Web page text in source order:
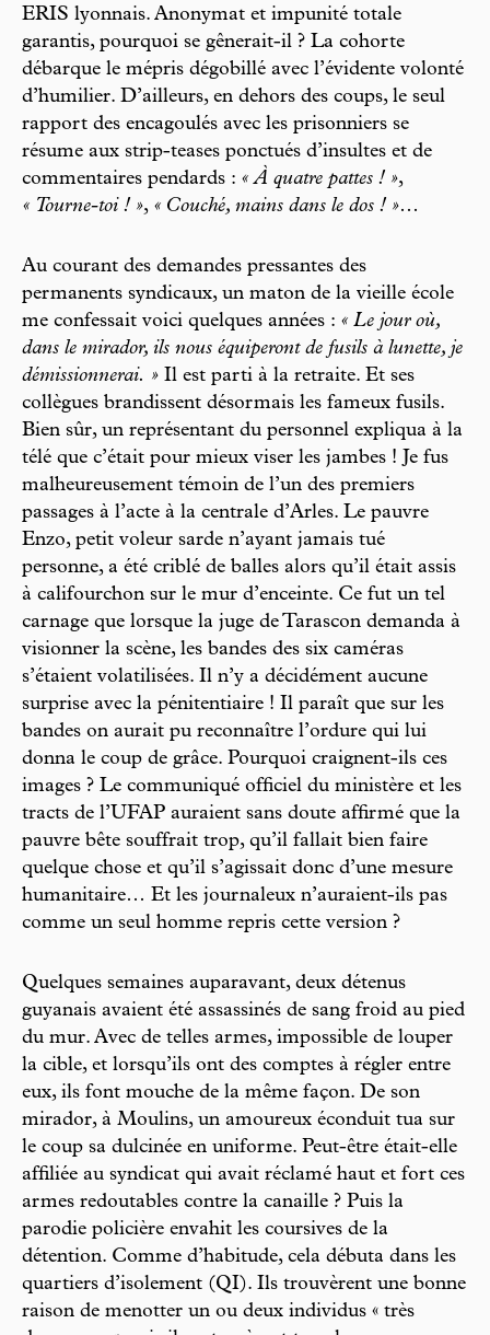
ERIS lyonnais. Anonymat et impunité totale
garantis, pourquoi se gênerait-il ? La cohorte
débarque le mépris dégobillé avec l’évidente volonté
d’humilier. D’ailleurs, en dehors des coups, le seul
rapport des encagoulés avec les prisonniers se
résume aux strip-teases ponctués d’insultes et de
commentaires pendards : « À quatre pattes ! »,
« Tourne-toi ! », « Couché, mains dans le dos ! »…
Au courant des demandes pressantes des
permanents syndicaux, un maton de la vieille école
me confessait voici quelques années : « Le jour où,
dans le mirador, ils nous équiperont de fusils à lunette, je
démissionnerai. » Il est parti à la retraite. Et ses
collègues brandissent désormais les fameux fusils.
Bien sûr, un représentant du personnel expliqua à la
télé que c’était pour mieux viser les jambes ! Je fus
malheureusement témoin de l’un des premiers
passages à l’acte à la centrale d’Arles. Le pauvre
Enzo, petit voleur sarde n’ayant jamais tué
personne, a été criblé de balles alors qu’il était assis
à califourchon sur le mur d’enceinte. Ce fut un tel
carnage que lorsque la juge de Tarascon demanda à
visionner la scène, les bandes des six caméras
s’étaient volatilisées. Il n’y a décidément aucune
surprise avec la pénitentiaire ! Il paraît que sur les
bandes on aurait pu reconnaître l’ordure qui lui
donna le coup de grâce. Pourquoi craignent-ils ces
images ? Le communiqué officiel du ministère et les
tracts de l’UFAP auraient sans doute affirmé que la
pauvre bête souffrait trop, qu’il fallait bien faire
quelque chose et qu’il s’agissait donc d’une mesure
humanitaire… Et les journaleux n’auraient-ils pas
comme un seul homme repris cette version ?
Quelques semaines auparavant, deux détenus
guyanais avaient été assassinés de sang froid au pied
du mur. Avec de telles armes, impossible de louper
la cible, et lorsqu’ils ont des comptes à régler entre
eux, ils font mouche de la même façon. De son
mirador, à Moulins, un amoureux éconduit tua sur
le coup sa dulcinée en uniforme. Peut-être était-elle
affiliée au syndicat qui avait réclamé haut et fort ces
armes redoutables contre la canaille ? Puis la
parodie policière envahit les coursives de la
détention. Comme d’habitude, cela débuta dans les
quartiers d’isolement (QI). Ils trouvèrent une bonne
raison de menotter un ou deux individus « très